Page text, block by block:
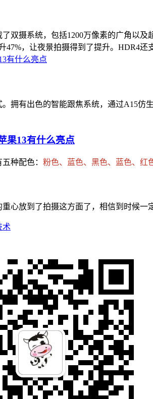
了双摄系统，包括1200万像素的广角以
47%，让夜景拍摄得到了提升。HDR4
。拥有出色的智能跟焦系统，通过A15
种配色： 粉色、蓝色、黑色、蓝色、红
心放到了拍摄这方面了，相信到时候一
术